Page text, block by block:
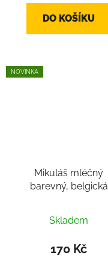
DO KOŠÍKU
NOVINKA
Mikuláš mléčný
barevný, belgická
Skladem
170 Kč